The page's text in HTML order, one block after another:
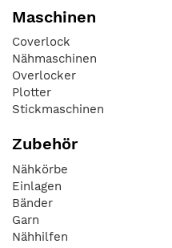
Maschinen
Coverlock
Nähmaschinen
Overlocker
Plotter
Stickmaschinen
Zubehör
Nähkörbe
Einlagen
Bänder
Garn
Nähhilfen